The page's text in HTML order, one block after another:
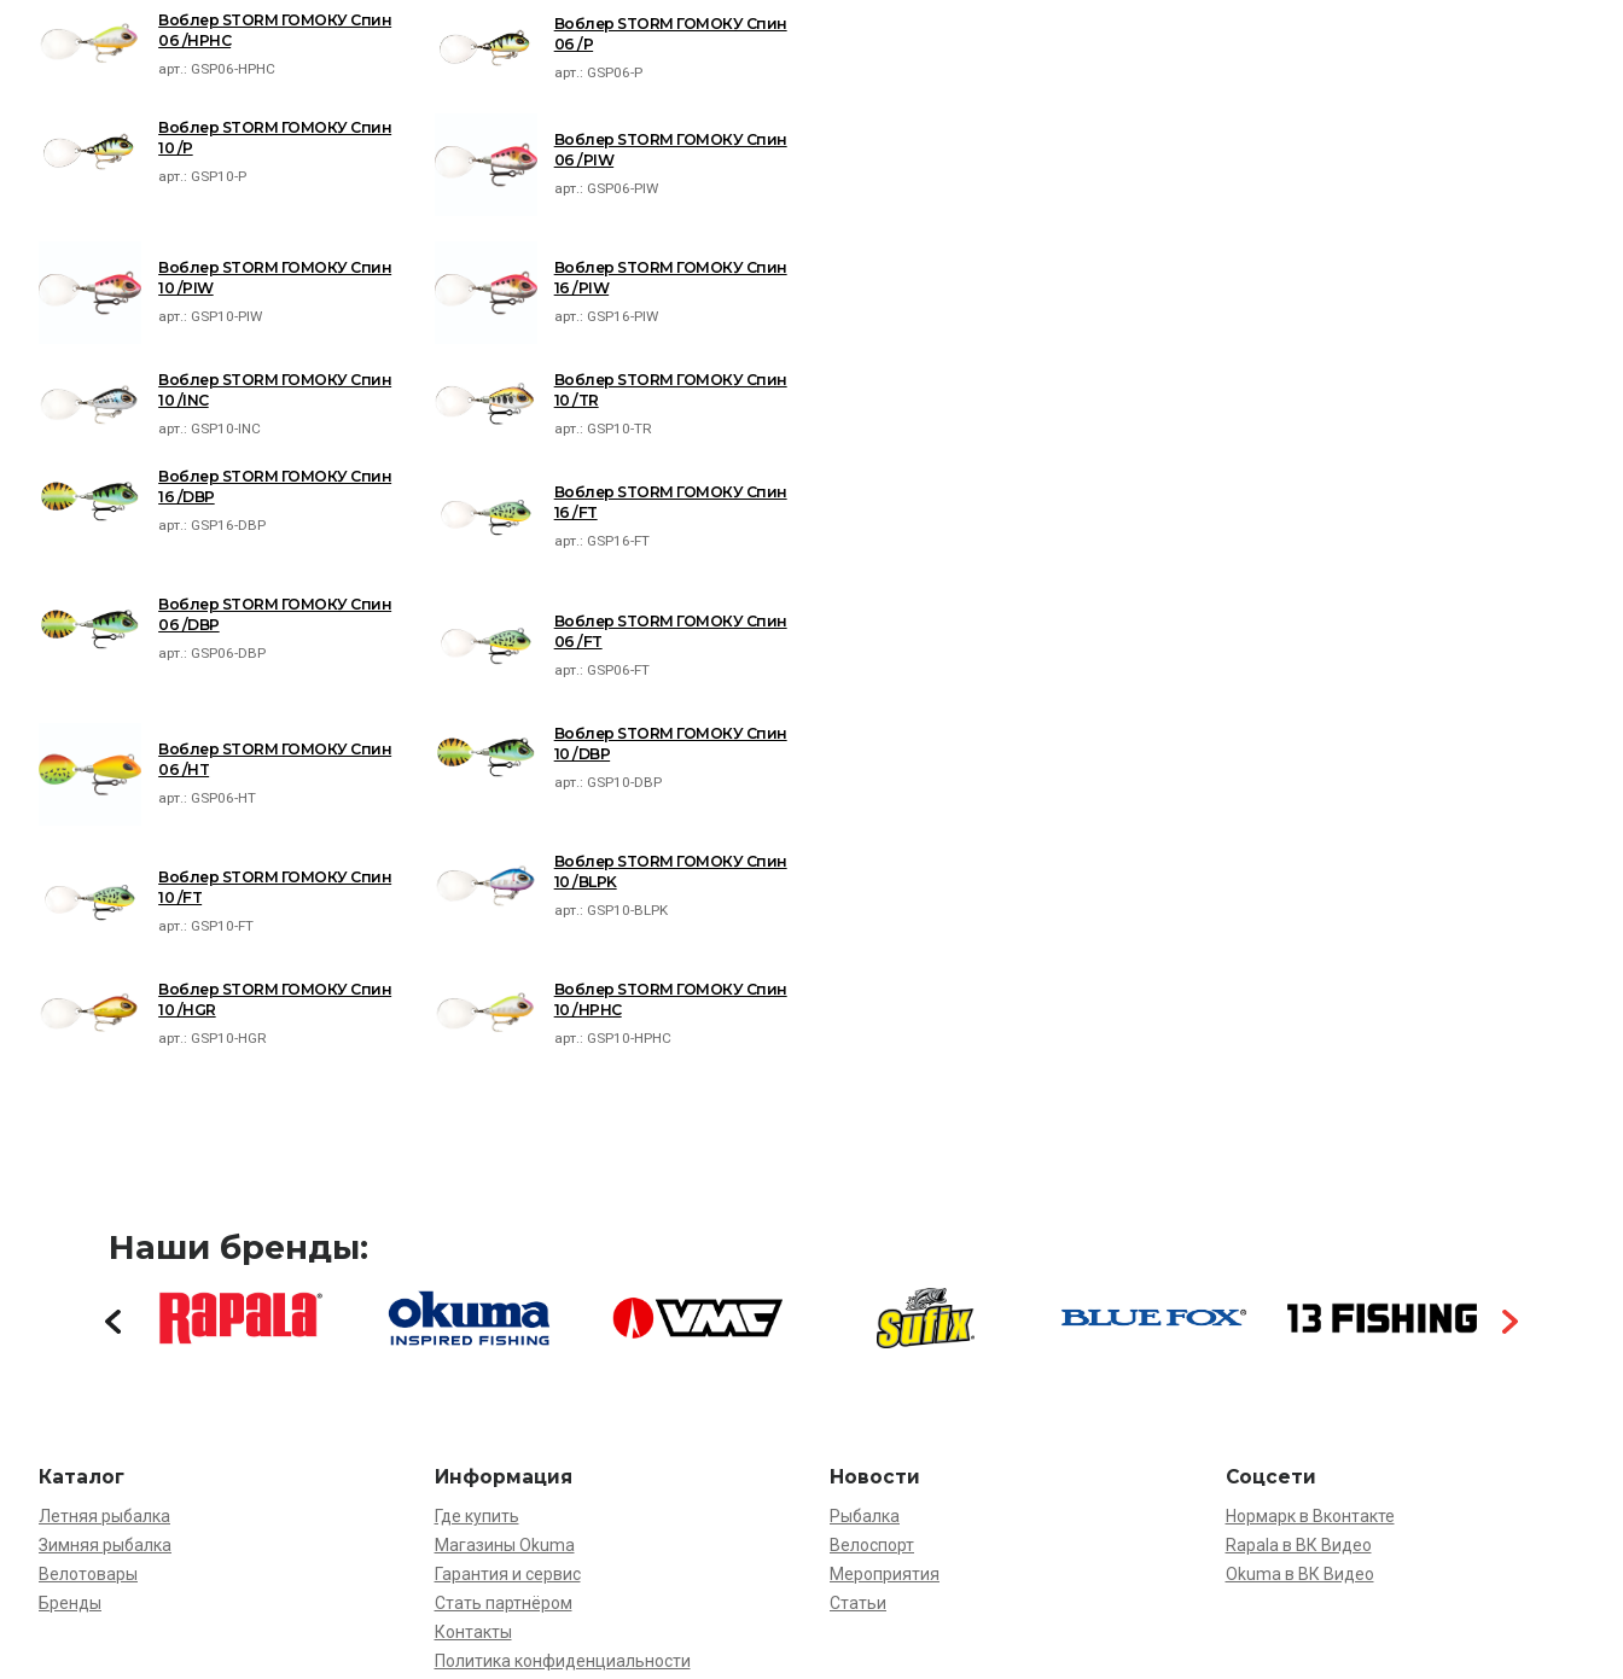
Воблер STORM ГОМОКУ Спин
06 /HPHC
арт.: GSP06-HPHC
Воблер STORM ГОМОКУ Спин
06 /P
арт.: GSP06-P
Воблер STORM ГОМОКУ Спин
10 /P
арт.: GSP10-P
Воблер STORM ГОМОКУ Спин
06 /PIW
арт.: GSP06-PIW
Воблер STORM ГОМОКУ Спин
10 /PIW
арт.: GSP10-PIW
Воблер STORM ГОМОКУ Спин
16 /PIW
арт.: GSP16-PIW
Воблер STORM ГОМОКУ Спин
10 /INC
арт.: GSP10-INC
Воблер STORM ГОМОКУ Спин
10 /TR
арт.: GSP10-TR
Воблер STORM ГОМОКУ Спин
16 /DBP
арт.: GSP16-DBP
Воблер STORM ГОМОКУ Спин
16 /FT
арт.: GSP16-FT
Воблер STORM ГОМОКУ Спин
06 /DBP
арт.: GSP06-DBP
Воблер STORM ГОМОКУ Спин
06 /FT
арт.: GSP06-FT
Воблер STORM ГОМОКУ Спин
06 /HT
арт.: GSP06-HT
Воблер STORM ГОМОКУ Спин
10 /DBP
арт.: GSP10-DBP
Воблер STORM ГОМОКУ Спин
10 /FT
арт.: GSP10-FT
Воблер STORM ГОМОКУ Спин
10 /BLPK
арт.: GSP10-BLPK
Воблер STORM ГОМОКУ Спин
10 /HGR
арт.: GSP10-HGR
Воблер STORM ГОМОКУ Спин
10 /HPHC
арт.: GSP10-HPHC
Наши бренды:
Каталог
Летняя рыбалка
Зимняя рыбалка
Велотовары
Бренды
Информация
Где купить
Магазины Okuma
Гарантия и сервис
Стать партнёром
Контакты
Политика конфиденциальности
Новости
Рыбалка
Велоспорт
Мероприятия
Статьи
Соцсети
Нормарк в Вконтакте
Rapala в ВК Видео
Okuma в ВК Видео